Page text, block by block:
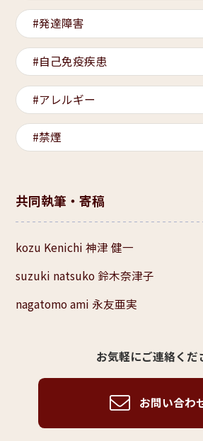
発達障害
自己免疫疾患
アレルギー
禁煙
共同執筆・寄稿
kozu Kenichi 神津 健一
suzuki natsuko 鈴木奈津子
nagatomo ami 永友亜実
お気軽にご連絡くだ
お問い合わ